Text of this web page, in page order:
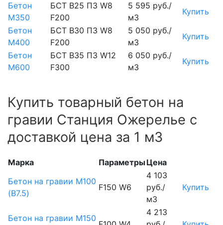
Бетон
М350
БСТ В25 П3 W8
F200
5 595 руб./
м3
Купить
Бетон
М400
БСТ В30 П3 W8
F200
5 050 руб./
м3
Купить
Бетон
М600
БСТ В35 П3 W12
F300
6 050 руб./
м3
Купить
Купить товарный бетон на
гравии Станция Ожерелье с
доставкой цена за 1 м3
Марка ПараметрыЦена
Бетон на гравии М100
(B7.5)
F150 W6
4 103
руб./
м3
Купить
Бетон на гравии М150
4 213